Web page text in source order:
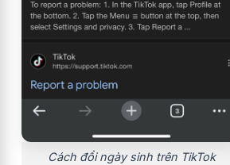
Cách đổi ngày sinh trên TikTok